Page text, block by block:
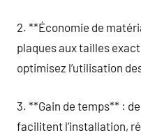
2. **Économie de
plaques aux tailles
optimisez l’utilisation
3. **Gain de temps** :
facilitent l’installation,